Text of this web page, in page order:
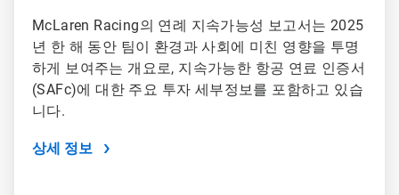
McLaren Racing의 연례 지속가능성 보고서는 2025
년 한 해 동안 팀이 환경과 사회에 미친 영향을 투명
하게 보여주는 개요로, 지속가능한 항공 연료 인증서
(SAFc)에 대한 주요 투자 세부정보를 포함하고 있습
니다.
상세 정보